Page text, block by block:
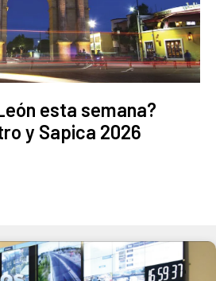
esta semana?
y Sapica 2026